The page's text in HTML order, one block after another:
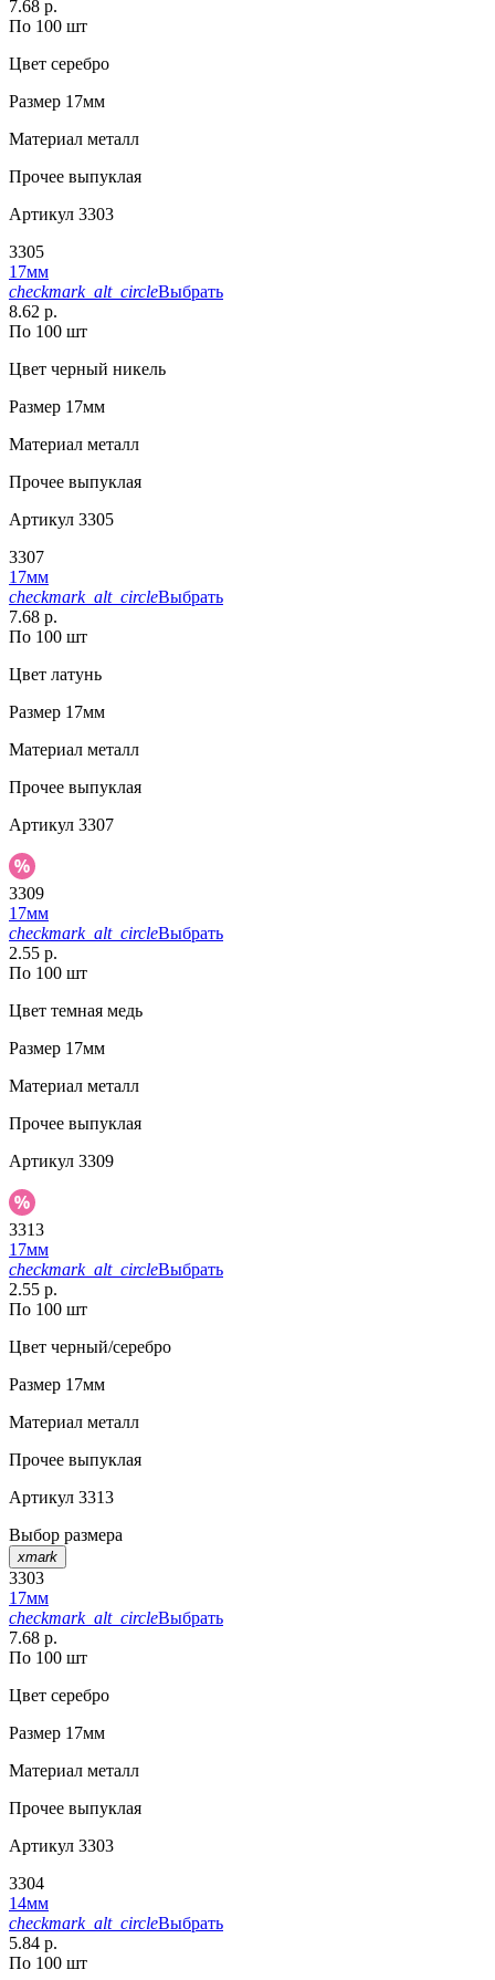
7.68 р.
По 100 шт
Цвет серебро
Размер 17мм
Материал металл
Прочее выпуклая
Артикул 3303
3305
17мм
checkmark_alt_circleВыбрать
8.62 р.
По 100 шт
Цвет черный никель
Размер 17мм
Материал металл
Прочее выпуклая
Артикул 3305
3307
17мм
checkmark_alt_circleВыбрать
7.68 р.
По 100 шт
Цвет латунь
Размер 17мм
Материал металл
Прочее выпуклая
Артикул 3307
3309
17мм
checkmark_alt_circleВыбрать
2.55 р.
По 100 шт
Цвет темная медь
Размер 17мм
Материал металл
Прочее выпуклая
Артикул 3309
3313
17мм
checkmark_alt_circleВыбрать
2.55 р.
По 100 шт
Цвет черный/серебро
Размер 17мм
Материал металл
Прочее выпуклая
Артикул 3313
Выбор размера
xmark
3303
17мм
checkmark_alt_circleВыбрать
7.68 р.
По 100 шт
Цвет серебро
Размер 17мм
Материал металл
Прочее выпуклая
Артикул 3303
3304
14мм
checkmark_alt_circleВыбрать
5.84 р.
По 100 шт